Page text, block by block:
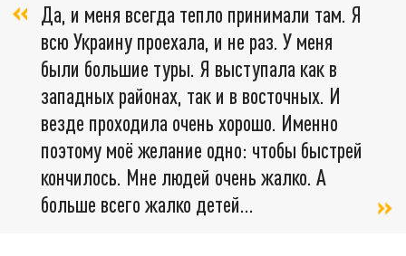
Да, и меня всегда тепло принимали там. Я
всю Украину проехала, и не раз. У меня
были большие туры. Я выступала как в
западных районах, так и в восточных. И
везде проходила очень хорошо. Именно
поэтому моё желание одно: чтобы быстрей
кончилось. Мне людей очень жалко. А
больше всего жалко детей...